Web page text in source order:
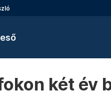
két év